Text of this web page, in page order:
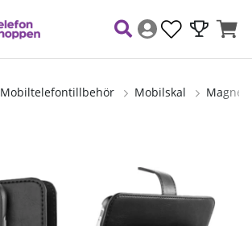
Mobiltelefontillbehör Mobilskal